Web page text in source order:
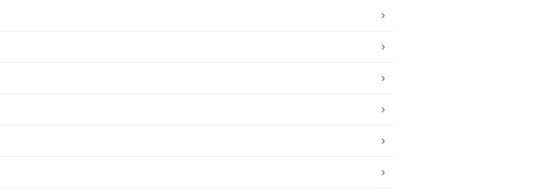
›
›
›
›
›
›